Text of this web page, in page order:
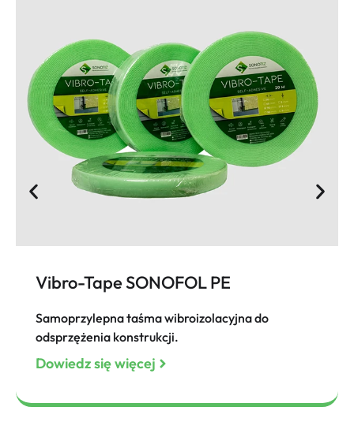
Vibro-Tape SONOFOL PE
Samoprzylepna taśma wibroizolacyjna do
odsprzężenia konstrukcji.
Dowiedz się więcej